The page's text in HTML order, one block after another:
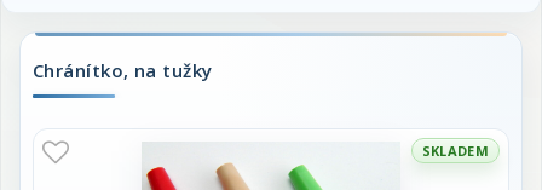
Chránítko, na tužky
SKLADEM